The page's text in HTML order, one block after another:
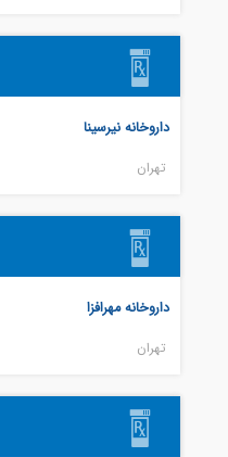
داروخانه نیرسینا
تهران
داروخانه مهرافزا
تهران